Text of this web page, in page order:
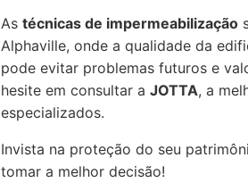
As técnicas de impermeabilização
Alphaville, onde a qualidade da
pode evitar problemas futuros e
hesite em consultar a JOTTA, a
especializados.
Invista na proteção do seu
tomar a melhor decisão!